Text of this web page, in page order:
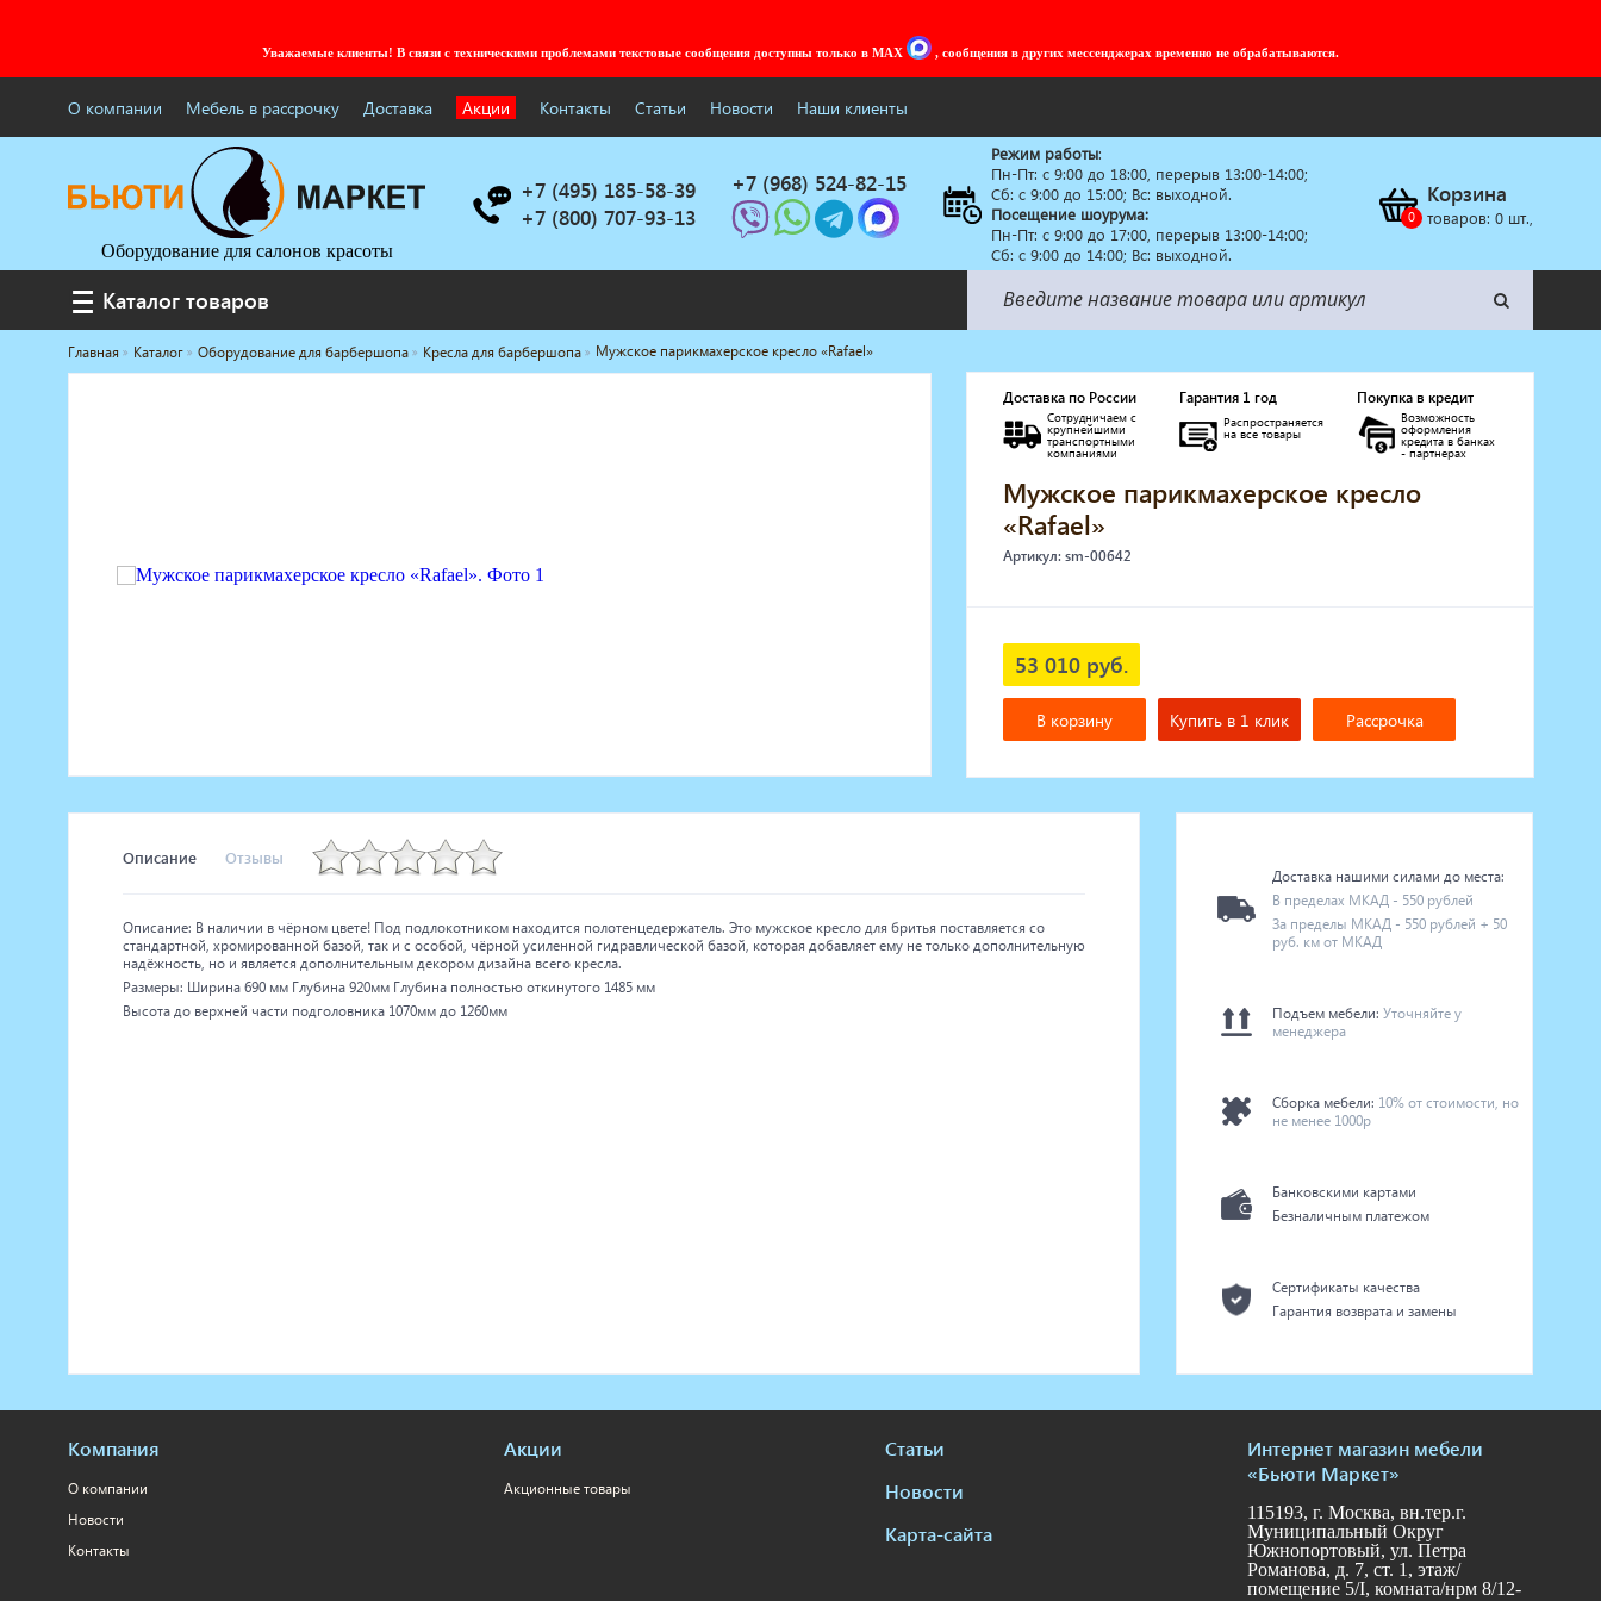
Уважаемые клиенты! В связи с техническими проблемами текстовые сообщения доступны только в MAX , сообщения в других мессенджерах временно не обрабатываются.
О компании Мебель в рассрочку Доставка Акции Контакты Статьи Новости Наши клиенты
Оборудование для салонов красоты
+7 (495) 185-58-39
+7 (800) 707-93-13
+7 (968) 524-82-15
Режим работы:
Пн-Пт: c 9:00 до 18:00, перерыв 13:00-14:00;
Сб: с 9:00 до 15:00; Вс: выходной.
Посещение шоурума:
Пн-Пт: c 9:00 до 17:00, перерыв 13:00-14:00;
Сб: с 9:00 до 14:00; Вс: выходной.
Корзина
товаров: 0шт.,
Каталог товаров
Каталог товаров
Услуги под ключ
Педикюрное оборудование
Солярии
Мебель в стиле Лофт
Доставка за один день
Главная Каталог Оборудование для барбершопа Кресла для барбершопа Мужское парикмахерское кресло «Rafael»
Доставка по России
Сотрудничаем с
крупнейшими
транспортными
компаниями
Гарантия 1 год
Распространяется
на все товары
Покупка в кредит
Возможность
оформления
кредита в банках
- партнерах
Мужское парикмахерское кресло
«Rafael»
Артикул: sm-00642
53 010 руб.
В корзину Купить в 1 клик Рассрочка
Описание Отзывы
Описание: В наличии в чёрном цвете! Под подлокотником находится полотенцедержатель. Это мужское кресло для бритья поставляется со
стандартной, хромированной базой, так и с особой, чёрной усиленной гидравлической базой, которая добавляет ему не только дополнительную
надёжность, но и является дополнительным декором дизайна всего кресла.
Размеры: Ширина 690 мм Глубина 920мм Глубина полностью откинутого 1485 мм
Высота до верхней части подголовника 1070мм до 1260мм
Доставка нашими силами до места:
В пределах МКАД - 550 рублей
За пределы МКАД - 550 рублей + 50
руб. км от МКАД
Подъем мебели: Уточняйте у
менеджера
Сборка мебели: 10% от стоимости, но
не менее 1000р
Банковскими картами
Безналичным платежом
Сертификаты качества
Гарантия возврата и замены
Компания
О компании
Новости
Контакты
Акции
Акционные товары
Статьи
Новости
Карта-сайта
Интернет магазин мебели
«Бьюти Маркет»
115193, г. Москва, вн.тер.г.
Муниципальный Округ
Южнопортовый, ул. Петра
Романова, д. 7, ст. 1, этаж/
помещение 5/I, комната/нрм 8/12-